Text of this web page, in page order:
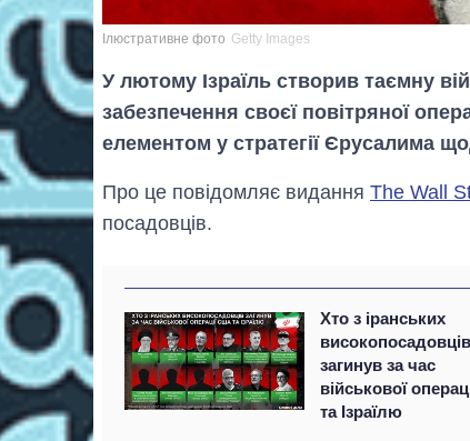
Ілюстративне фото Getty Images
У лютому Ізраїль створив таємну
забезпечення своєї повітряної
елементом у стратегії Єрусалима
Про це повідомляє видання The Wall
посадовців.
Хто з іранських
високопосадовців
загинув за час
військової
та Ізраїлю